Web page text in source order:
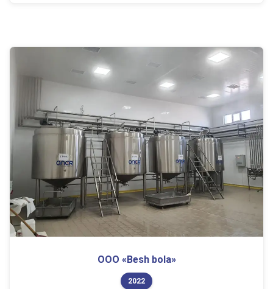
ООО «Besh bola»
2022